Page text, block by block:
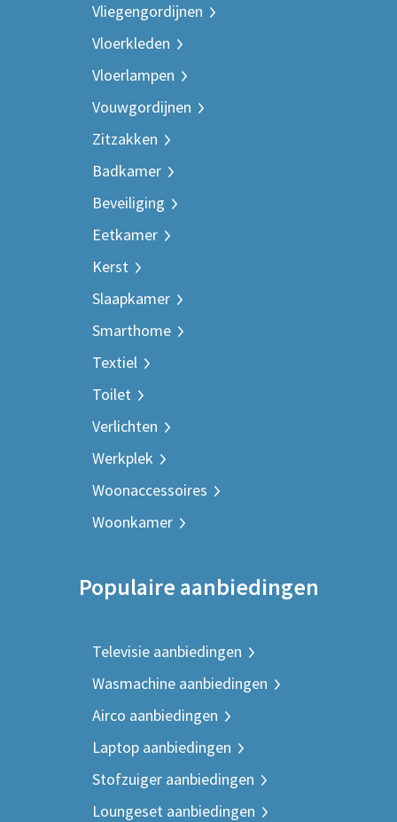
Vliegengordijnen
Vloerkleden
Vloerlampen
Vouwgordijnen
Zitzakken
Badkamer
Beveiliging
Eetkamer
Kerst
Slaapkamer
Smarthome
Textiel
Toilet
Verlichten
Werkplek
Woonaccessoires
Woonkamer
Populaire aanbiedingen
Televisie aanbiedingen
Wasmachine aanbiedingen
Airco aanbiedingen
Laptop aanbiedingen
Stofzuiger aanbiedingen
Loungeset aanbiedingen